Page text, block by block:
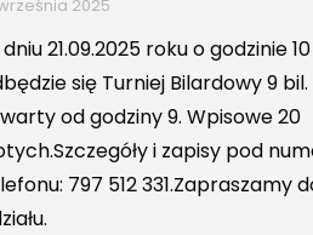
2025
21.09.2025 roku o godzinie 10
się Turniej Bilardowy 9 bil.
od godziny 9. Wpisowe 20
i zapisy pod
797 512 331.Zapraszamy